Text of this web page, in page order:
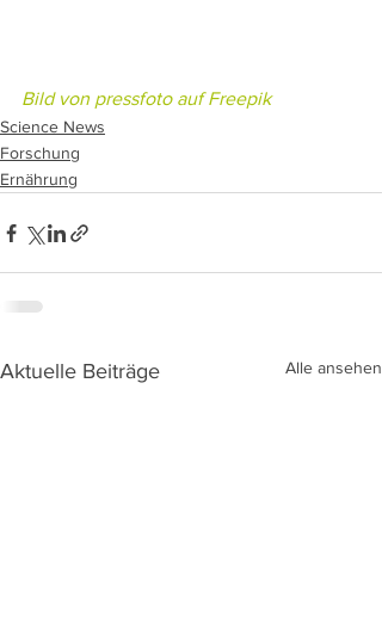
Bild von pressfoto auf Freepik
Science News
Forschung
Ernährung
Aktuelle Beiträge Alle ansehen